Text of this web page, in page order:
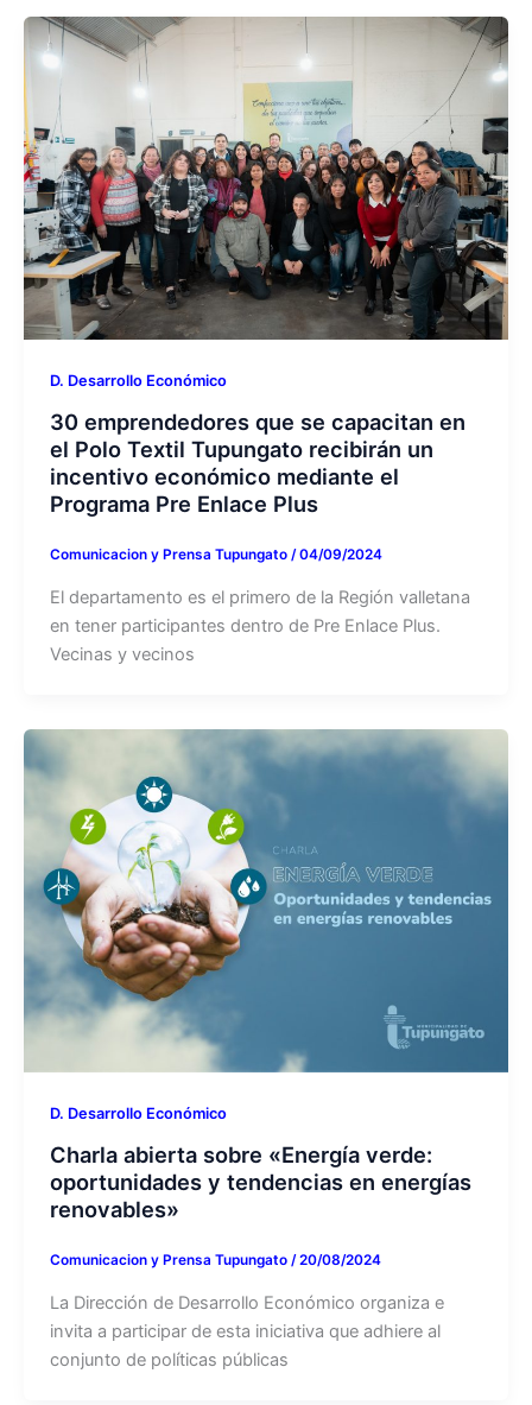
D. Desarrollo Económico
30 emprendedores que se capacitan en
el Polo Textil Tupungato recibirán un
incentivo económico mediante el
Programa Pre Enlace Plus
Comunicacion y Prensa Tupungato /04/09/2024
El departamento es el primero de la Región valletana
en tener participantes dentro de Pre Enlace Plus.
Vecinas y vecinos
D. Desarrollo Económico
Charla abierta sobre «Energía verde:
oportunidades y tendencias en energías
renovables»
Comunicacion y Prensa Tupungato /20/08/2024
La Dirección de Desarrollo Económico organiza e
invita a participar de esta iniciativa que adhiere al
conjunto de políticas públicas